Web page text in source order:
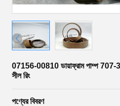
07156-00810 ডায়াফ্রাম পাম্প 707-
সীল রিং
পণ্যের বিবরণ